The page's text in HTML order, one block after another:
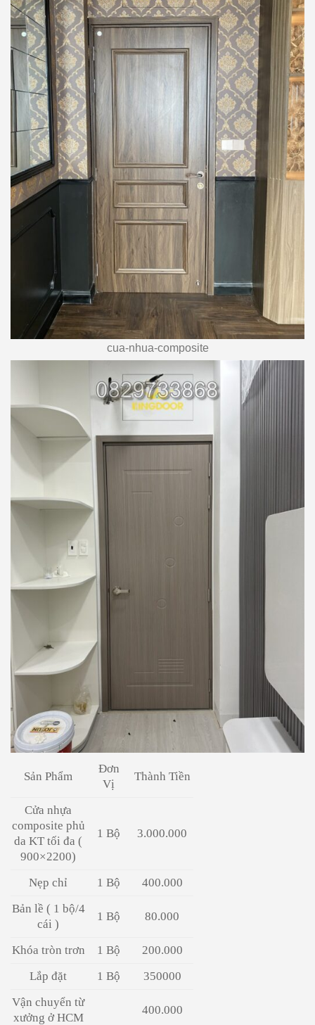
cua-nhua-composite
Sản Phẩm
Đơn
Vị
Thành Tiền
Cửa nhựa
composite phủ
da KT tối đa (
900×2200)
1 Bộ 3.000.000
Nẹp chỉ 1 Bộ
400.000
Bản lề ( 1 bộ/4
cái )
1 Bộ 80.000
Khóa tròn trơn 1 Bộ
200.000
Lắp đặt
1 Bộ
350000
Vận chuyển từ
xưởng ở HCM
400.000